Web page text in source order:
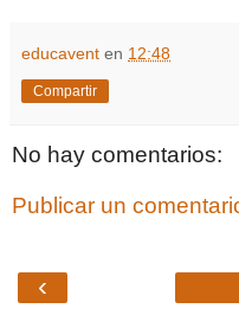
educavent en 12:48
Compartir
No hay comentarios:
Publicar un
‹